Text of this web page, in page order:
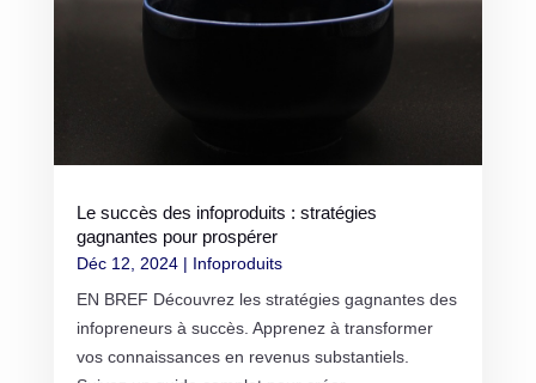
Le succès des infoproduits : stratégies
gagnantes pour prospérer
Déc 12, 2024| Infoproduits
EN BREF Découvrez les stratégies gagnantes des
infopreneurs à succès. Apprenez à transformer
vos connaissances en revenus substantiels.